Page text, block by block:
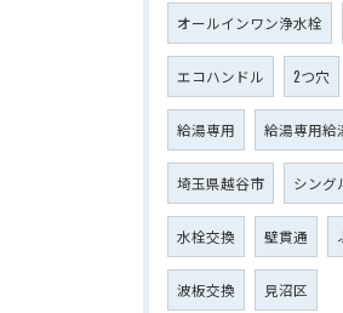
オールインワン浄水栓
エコハンドル 2つ穴
給湯専用 給湯専用給
埼玉県越谷市 シング
水栓交換 壁貫通
波板交換 見沼区